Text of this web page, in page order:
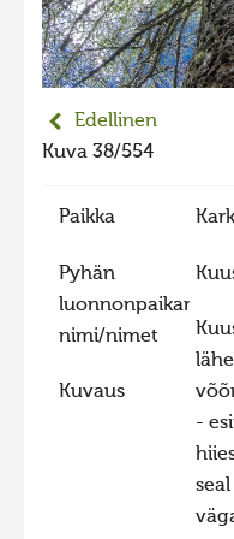
Liikkuvat kuvat
Hiite kuvavõistlus
Hiite kuvavõistlus
Hiite kuvavõistlus
Hiite kuvavõistlus
Hiite kuvavõistlus
Hiite kuvavõistlus
Hiite kuvavõistlus
Hiite kuvavõistlus
Hiite kuvavõistlus
Edellinen
Kuva 38/554
Paikka
Pyhän
luonnonpaikan
nimi/nimet
Kuvaus
-